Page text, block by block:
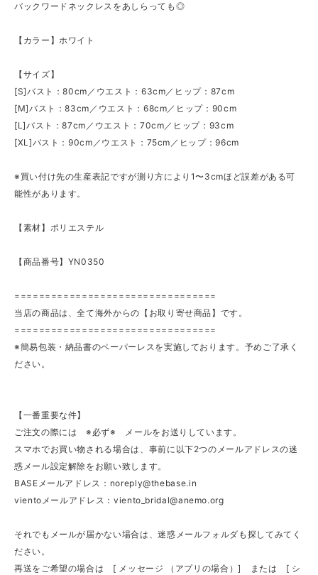
バックワードネックレスをあしらっても◎
【カラー】ホワイト
【サイズ】
[S]バスト：80cm／ウエスト：63cm／ヒップ：87cm
[M]バスト：83cm／ウエスト：68cm／ヒップ：90cm
[L]バスト：87cm／ウエスト：70cm／ヒップ：93cm
[XL]バスト：90cm／ウエスト：75cm／ヒップ：96cm
※買い付け先の生産表記ですが測り方により1〜3cmほど誤差がある可
能性があります。
【素材】ポリエステル
【商品番号】YN0350
=================================
当店の商品は、全て海外からの【お取り寄せ商品】です。
=================================
※簡易包装・納品書のペーパーレスを実施しております。予めご了承く
ださい。
【一番重要な件】
ご注文の際には ※必ず※ メールをお送りしています。
スマホでお買い物される場合は、事前に以下2つのメールアドレスの迷
惑メール設定解除をお願い致します。
BASEメールアドレス： noreply@thebase.in
vientoメールアドレス： viento_bridal@anemo.org
それでもメールが届かない場合は、迷惑メールフォルダも探してみてく
ださい。
再送をご希望の場合は [ メッセージ （アプリの場合）] または [ シ